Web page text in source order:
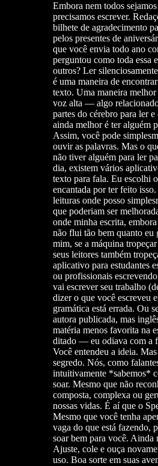
Embora nem todos
precisamos escrever.
bilhete de agradecimento
pelos presentes de
que você envia todo ano
perguntou como toda essa
outros? Ler
é uma maneira de
texto. Uma maneira
voz alta — algo
partes do cérebro para ler
ainda melhor é ter alguém
Assim, você pode
ouvir as palavras. Mas o
não tiver alguém para ler
dia, existem vários
texto para fala. Eu escolhi
encantada por ter feito
leituras onde posso
que poderiam ser
onde minha escrita,
não flui tão bem quanto eu
mim, se a máquina
seus leitores também
aplicativo para estudantes
ou profissionais
vai escrever seu trabalho
dizer o que você escreveu
gramática está errada. Ou
autora publicada, mas
matéria menos favorita na
ditado — eu odiava com a
Você entendeu a ideia.
segredo. Nós, como
intuitivamente *sabemos*
soar. Mesmo que não
composta, complexa ou
nossas vidas. É aí que o
Mesmo que você tenha
vaga do que está fazendo,
soar bem para você. Ainda
Ajuste, cole e ouça
uso. Boa sorte em suas